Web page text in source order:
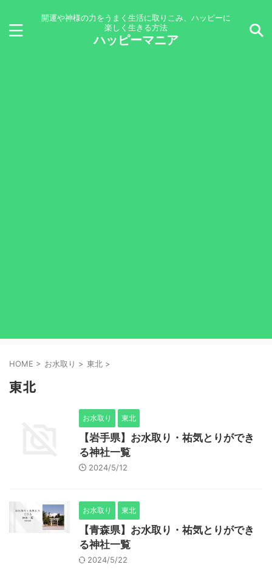
開運や神様の力をうまく生活に取りこみ、ハッピーに
楽しく生きる方法
ハッピーマニア
HOME > お水取り > 東北 >
東北
お水取り 東北
【岩手県】お水取り・祐気とりができ
る神社一覧
2024/5/12
お水取り 東北
【青森県】お水取り・祐気とりができ
る神社一覧
2024/5/22